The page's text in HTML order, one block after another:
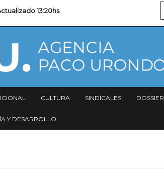
13:20hs
CULTURA SINDICALES DOSSIER
Y DESARROLLO